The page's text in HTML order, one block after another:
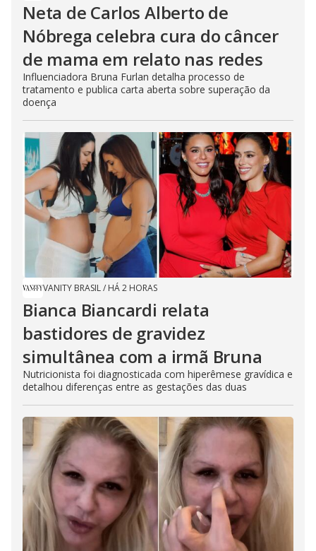
Neta de Carlos Alberto de
Nóbrega celebra cura do câncer
de mama em relato nas redes
Influenciadora Bruna Furlan detalha processo de
tratamento e publica carta aberta sobre superação da
doença
VANITY BRASIL/ HÁ 2 HORAS
Bianca Biancardi relata
bastidores de gravidez
simultânea com a irmã Bruna
Nutricionista foi diagnosticada com hiperêmese gravídica e
detalhou diferenças entre as gestações das duas